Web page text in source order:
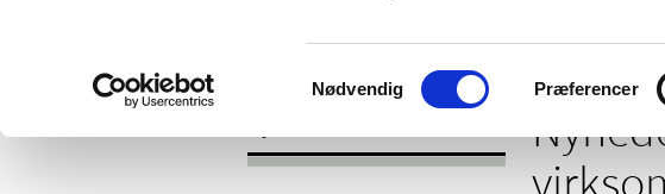
Samtykkevalg
Nødvendig Præferencer